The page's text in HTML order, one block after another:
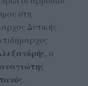
στη
Δυτικής
, ο
.